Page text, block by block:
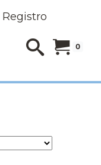
Registro
0